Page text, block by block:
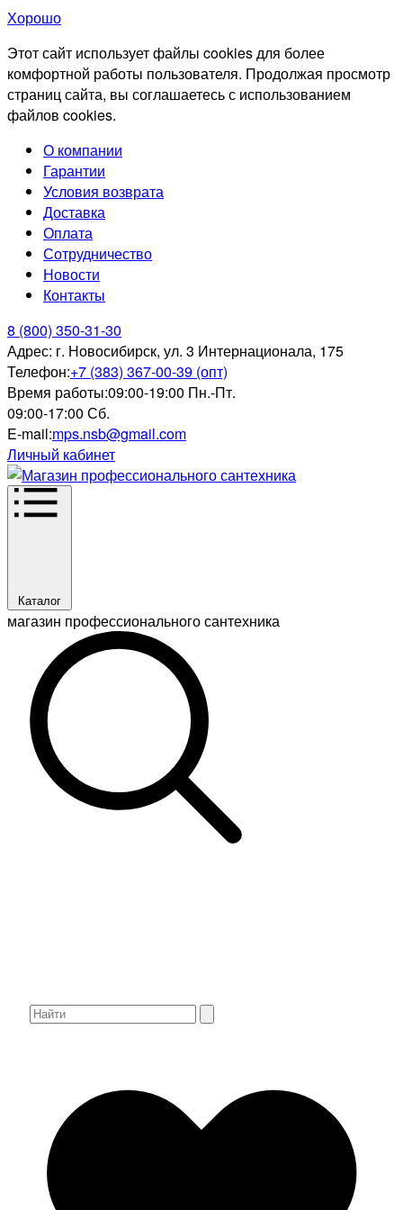
Хорошо
Этот сайт использует файлы cookies для более
комфортной работы пользователя. Продолжая просмотр
страниц сайта, вы соглашаетесь с использованием
файлов cookies.
О компании
Гарантии
Условия возврата
Доставка
Оплата
Сотрудничество
Новости
Контакты
8 (800) 350-31-30
Адрес: г. Новосибирск, ул. 3 Интернационала, 175
Телефон:+7 (383) 367-00-39 (опт)
Время работы:09:00-19:00 Пн.-Пт.
09:00-17:00 Сб.
E-mail:mps.nsb@gmail.com
Личный кабинет
Каталог
магазин профессионального сантехника